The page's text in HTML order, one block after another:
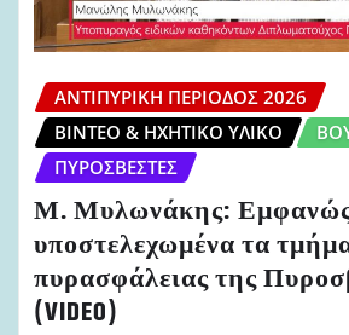
ΑΝΤΙΠΥΡΙΚΉ ΠΕΡΊΟΔΟΣ 2026
ΒΊΝΤΕΟ & ΗΧΗΤΙΚΌ ΥΛΙΚΌ
ΠΥΡΟΣΒΈΣΤΕΣ
Μ. Μυλωνάκης:
υποστελεχωμένα τα
πυρασφάλειας της
(VIDEO)